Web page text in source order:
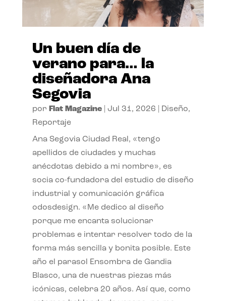
Un buen día de
verano para… la
diseñadora Ana
Segovia
por Flat Magazine| Jul 31, 2026 Diseño,
Reportaje
Ana Segovia Ciudad Real, «tengo
apellidos de ciudades y muchas
anécdotas debido a mi nombre», es
socia co-fundadora del estudio de diseño
industrial y comunicación gráfica
odosdesign. «Me dedico al diseño
porque me encanta solucionar
problemas e intentar resolver todo de la
forma más sencilla y bonita posible. Este
año el parasol Ensombra de Gandia
Blasco, una de nuestras piezas más
icónicas, celebra 20 años. Así que, como